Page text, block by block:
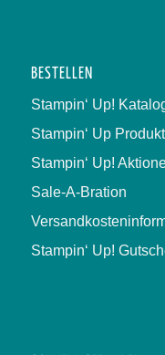
BESTELLEN
Stampin‘ Up!
Stampin‘ Up
Stampin‘ Up!
Sale-A-Bration
Stampin‘ Up!